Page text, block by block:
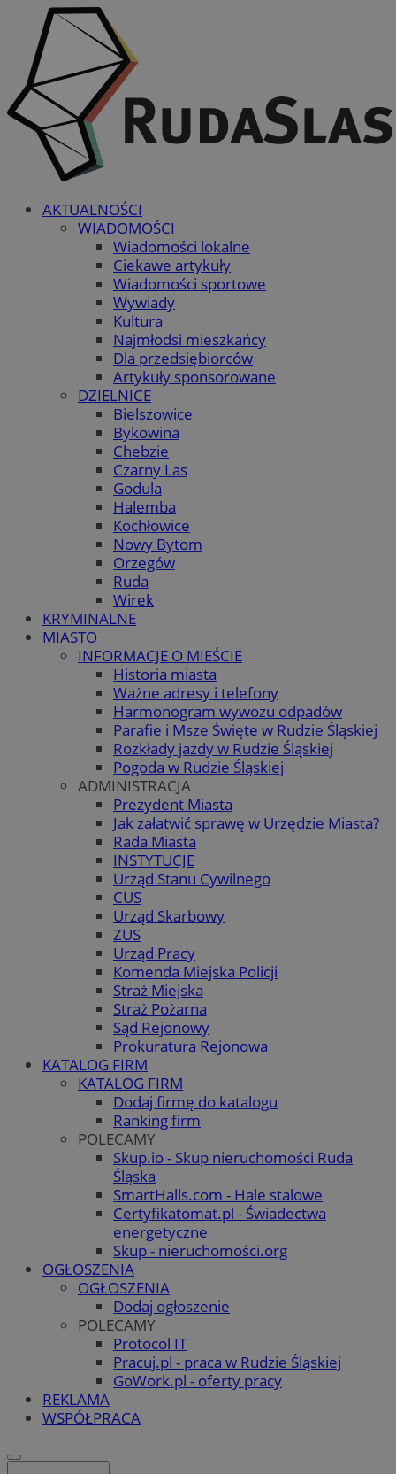
AKTUALNOŚCI
WIADOMOŚCI
Wiadomości lokalne
Ciekawe artykuły
Wiadomości sportowe
Wywiady
Kultura
Najmłodsi mieszkańcy
Dla przedsiębiorców
Artykuły sponsorowane
DZIELNICE
Bielszowice
Bykowina
Chebzie
Czarny Las
Godula
Halemba
Kochłowice
Nowy Bytom
Orzegów
Ruda
Wirek
KRYMINALNE
MIASTO
INFORMACJE O MIEŚCIE
Historia miasta
Ważne adresy i telefony
Harmonogram wywozu odpadów
Parafie i Msze Święte w Rudzie Śląskiej
Rozkłady jazdy w Rudzie Śląskiej
Pogoda w Rudzie Śląskiej
ADMINISTRACJA
Prezydent Miasta
Jak załatwić sprawę w Urzędzie Miasta?
Rada Miasta
INSTYTUCJE
Urząd Stanu Cywilnego
CUS
Urząd Skarbowy
ZUS
Urząd Pracy
Komenda Miejska Policji
Straż Miejska
Straż Pożarna
Sąd Rejonowy
Prokuratura Rejonowa
KATALOG FIRM
KATALOG FIRM
Dodaj firmę do katalogu
Ranking firm
POLECAMY
Skup.io - Skup nieruchomości Ruda
Śląska
SmartHalls.com - Hale stalowe
Certyfikatomat.pl - Świadectwa
energetyczne
Skup - nieruchomości.org
OGŁOSZENIA
OGŁOSZENIA
Dodaj ogłoszenie
POLECAMY
Protocol IT
Pracuj.pl - praca w Rudzie Śląskiej
GoWork.pl - oferty pracy
REKLAMA
WSPÓŁPRACA